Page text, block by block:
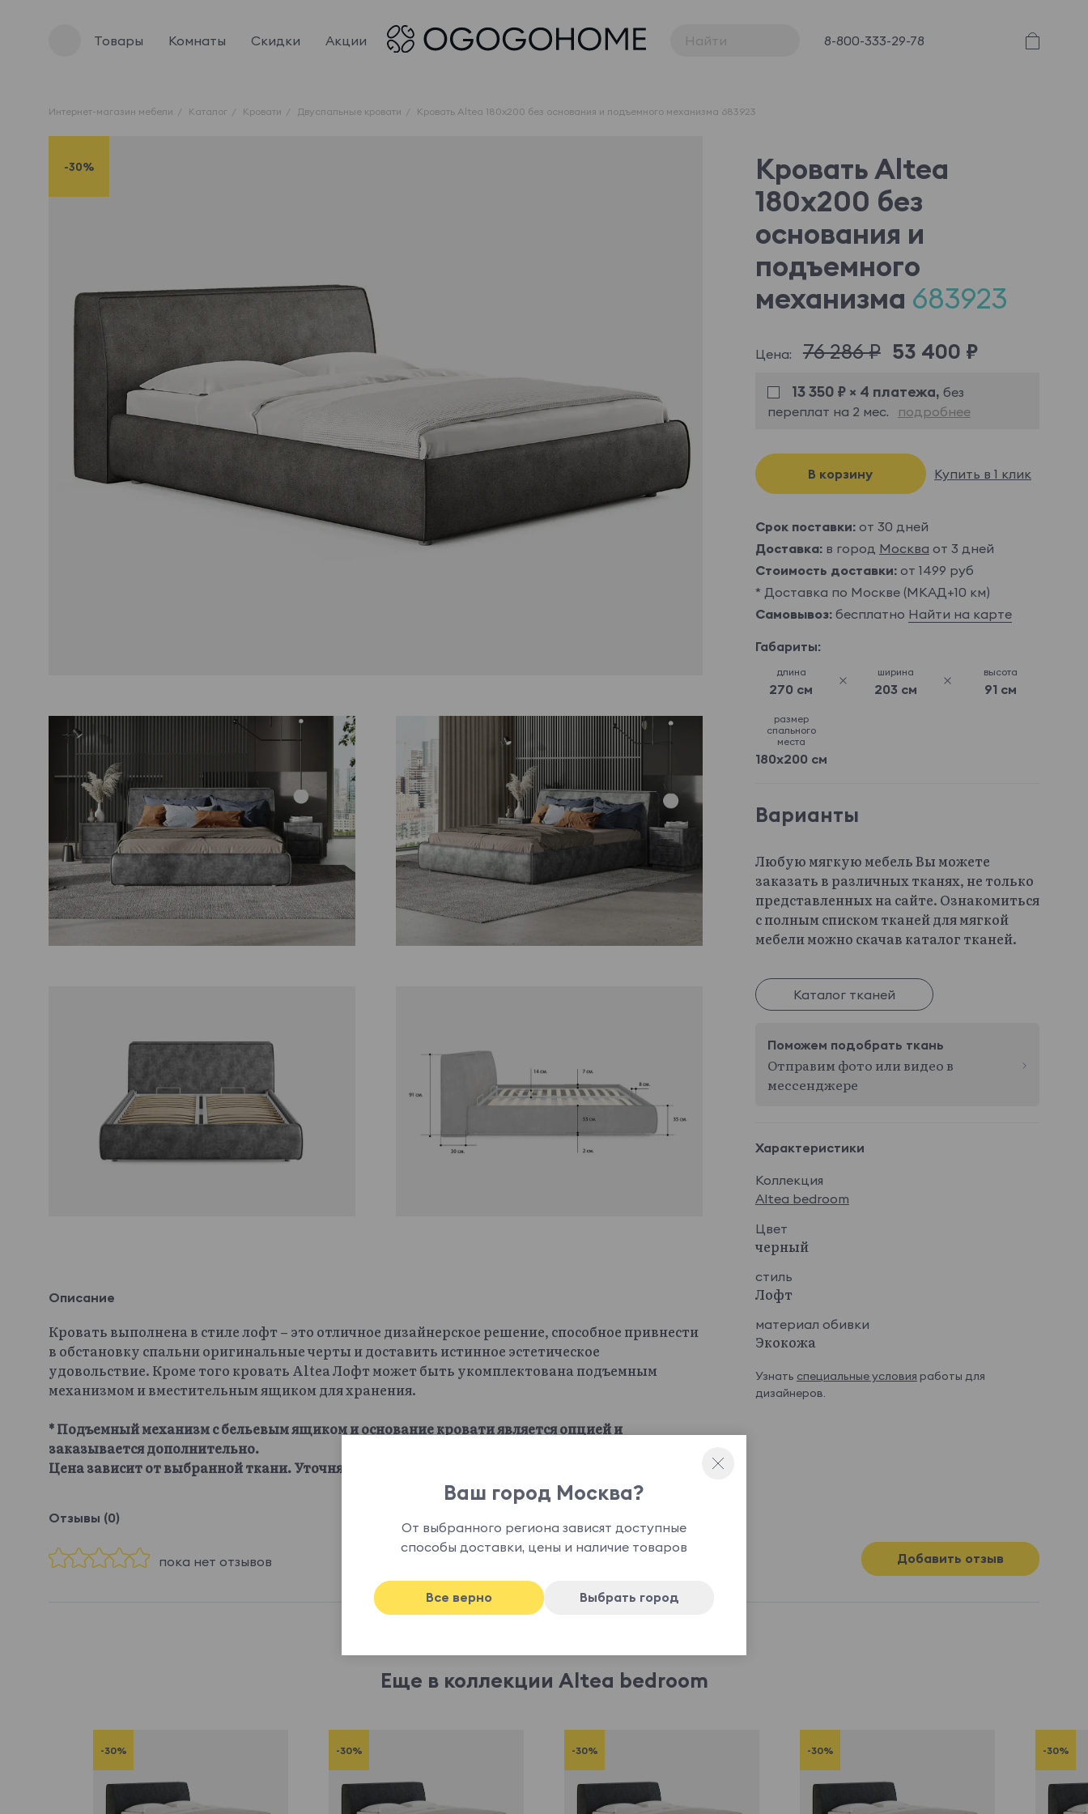
Товары Комнаты Скидки Акции 8-800-333-29-78
Интернет-магазин мебели Каталог Кровати Двуспальные кровати Кровать Altea 180x200 без основания и подъемного механизма 683923
-30%
Кровать Altea
180x200 без
основания и
подъемного
механизма 683923
Цена: 76 286 ₽ 53 400 ₽
13 350 ₽ × 4 платежа, без
переплат на 2 мес.
подробнее
В корзину Купить в 1 клик
Срок поставки:от 30 дней
Доставка:в город Москва от 3 дней
Стоимость доставки:от 1499 руб
* Доставка по Москве (МКАД+10 км)
Самовывоз:бесплатно Найти на карте
Габариты:
длина
270 см
ширина
203 см
высота
91 см
размер
спального
места
180x200 см
Варианты
Любую мягкую мебель Вы можете
заказать в различных тканях, не только
представленных на сайте. Ознакомиться
с полным списком тканей для мягкой
мебели можно скачав каталог тканей.
Каталог тканей
Поможем подобрать ткань
Отправим фото или видео в
мессенджере
Характеристики
Коллекция
Altea bedroom
Цвет
черный
стиль
Лофт
материал обивки
Экокожа
Узнать специальные условия работы для
дизайнеров.
Описание
Кровать выполнена в стиле лофт – это отличное дизайнерское решение, способное привнести
в обстановку спальни оригинальные черты и доставить истинное эстетическое
удовольствие. Кроме того кровать Altea Лофт может быть укомплектована подъемным
механизмом и вместительным ящиком для хранения.
* Подъемный механизм с бельевым ящиком и основание кровати является опцией и
заказывается дополнительно.
Цена зависит от выбранной ткани. Уточняйте цену у менеджера при заказе.
Отзывы (0)
пока нет отзывов Добавить отзыв
Еще в коллекции Altea bedroom
-30% -30% -30% -30% -30%
Ваш город Москва?
От выбранного региона зависят доступные
способы доставки, цены и наличие товаров
Все верно Выбрать город